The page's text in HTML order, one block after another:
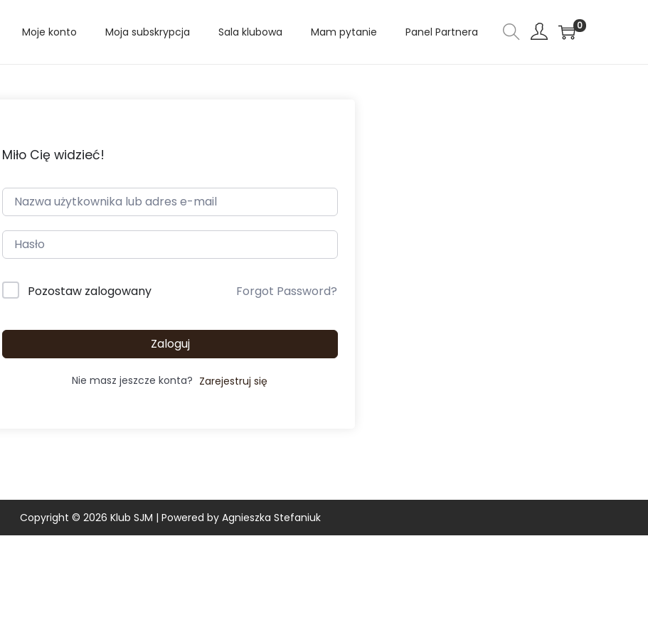
Moje konto Moja subskrypcja Sala klubowa Mam pytanie Panel Partnera 0
Miło Cię widzieć!
Pozostaw zalogowany Forgot Password?
Zaloguj
Nie masz jeszcze konta? Zarejestruj się
Copyright © 2026 Klub SJM | Powered by Agnieszka Stefaniuk